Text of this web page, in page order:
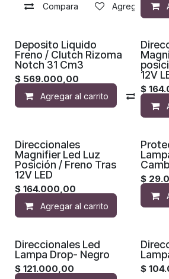
Compara Agregar a la
Deposito Liquido
Freno / Clutch Rizoma
Notch 31 Cm3
$ 569.000,00
Agregar al carrito
12V
$
¡Nuevo!
Direccionales
Magnifier Led Luz
Posición / Freno Tras
12V LED
$ 164.000,00
Agregar al carrito
$
¡Nuevo!
Direccionales Led
Lampa Drop- Negro
$ 121.000,00 $